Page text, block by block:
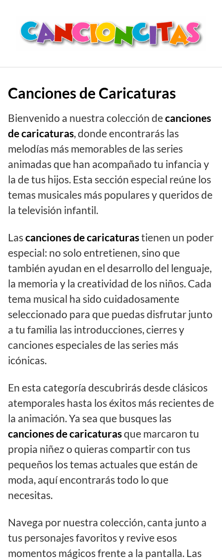
contenido
Canciones de Caricaturas
Bienvenido a nuestra colección decanciones
de caricaturas, donde encontrarás las
melodías más memorables de las series
animadas que han acompañado tu infancia y
la de tus hijos. Esta sección especial reúne los
temas musicales más populares y queridos de
la televisión infantil.
Lascanciones de caricaturastienen un poder
especial: no solo entretienen, sino que
también ayudan en el desarrollo del lenguaje,
la memoria y la creatividad de los niños. Cada
tema musical ha sido cuidadosamente
seleccionado para que puedas disfrutar junto
a tu familia las introducciones, cierres y
canciones especiales de las series más
icónicas.
En esta categoría descubrirás desde clásicos
atemporales hasta los éxitos más recientes de
la animación. Ya sea que busques las
canciones de caricaturasque marcaron tu
propia niñez o quieras compartir con tus
pequeños los temas actuales que están de
moda, aquí encontrarás todo lo que
necesitas.
Navega por nuestra colección, canta junto a
tus personajes favoritos y revive esos
momentos mágicos frente a la pantalla. Las